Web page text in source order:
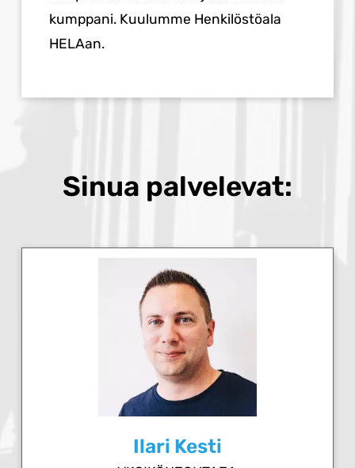
kumppani. Kuulumme Henkilöstöala
HELAan.
Sinua palvelevat:
Ilari Kesti